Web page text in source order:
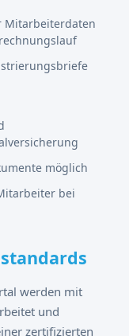
Mitarbeiterdaten
möglich
bei
werden mit
und
zertifizierten